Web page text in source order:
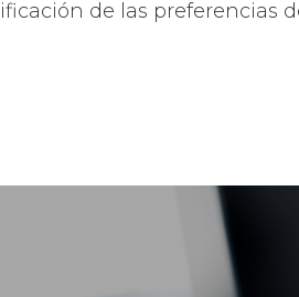
de las preferencias